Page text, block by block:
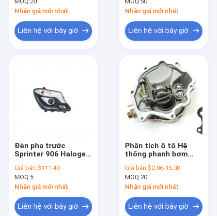
Nhà
Sản phẩm
Chuyến tham quan nhà máy
Kiểm soát chất lượng
3 năm cho Mercedes
Sprinter YQ-W5008
Nhận giá mới nhất
Liên hệ với bây giờ
Vito / Viano phụ kiện
OE 6398806970
Nhận giá mới nhất
Liên hệ với bây giờ
Đèn pha trước
Sprinter 906 Halogen
phụ tùng 9068203261
Giá bán:$111.40
MOQ:5
Nhận giá mới nhất
Liên hệ với bây giờ
Phân tích ô tô Hệ
thống phanh bơm
OE0002303165 mới
cho Benz Sprinter
901 902 903 904
Nhập khẩu
Giá bán:$2.86-15.38
MOQ:20
Nhận giá mới nhất
Liên hệ với bây giờ